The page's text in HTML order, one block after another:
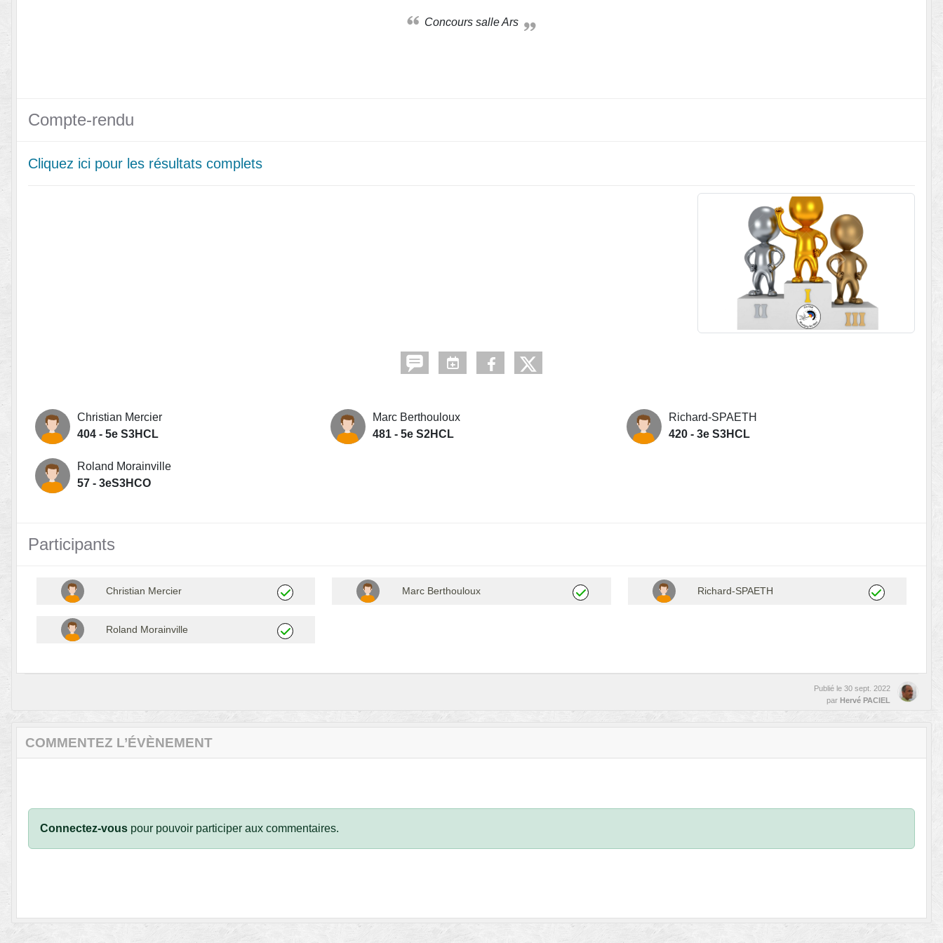
Concours salle Ars
Compte-rendu
Cliquez ici pour les résultats complets
Christian Mercier
404 - 5e S3HCL
Marc Berthouloux
481 - 5e S2HCL
Richard-SPAETH
420 - 3e S3HCL
Roland Morainville
57 - 3eS3HCO
Participants
Christian Mercier Marc Berthouloux Richard-SPAETH
Roland Morainville
Publié le 30 sept. 2022
par Hervé PACIEL
COMMENTEZ L’ÉVÈNEMENT
Connectez-vous pour pouvoir participer aux commentaires.